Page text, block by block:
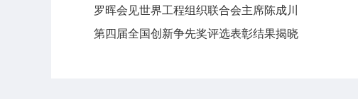
罗晖会见世界工程组织联合会主席陈成川
第四届全国创新争先奖评选表彰结果揭晓